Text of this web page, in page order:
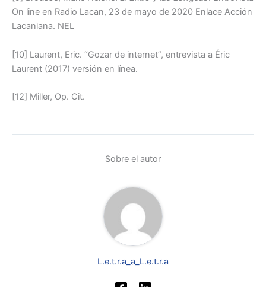
On line en Radio Lacan, 23 de mayo de 2020 Enlace Acción
Lacaniana. NEL
[10] Laurent, Eric. “Gozar de internet”, entrevista a Éric
Laurent (2017) versión en línea.
[12] Miller, Op. Cit.
Sobre el autor
L.e.t.r.a_a_L.e.t.r.a